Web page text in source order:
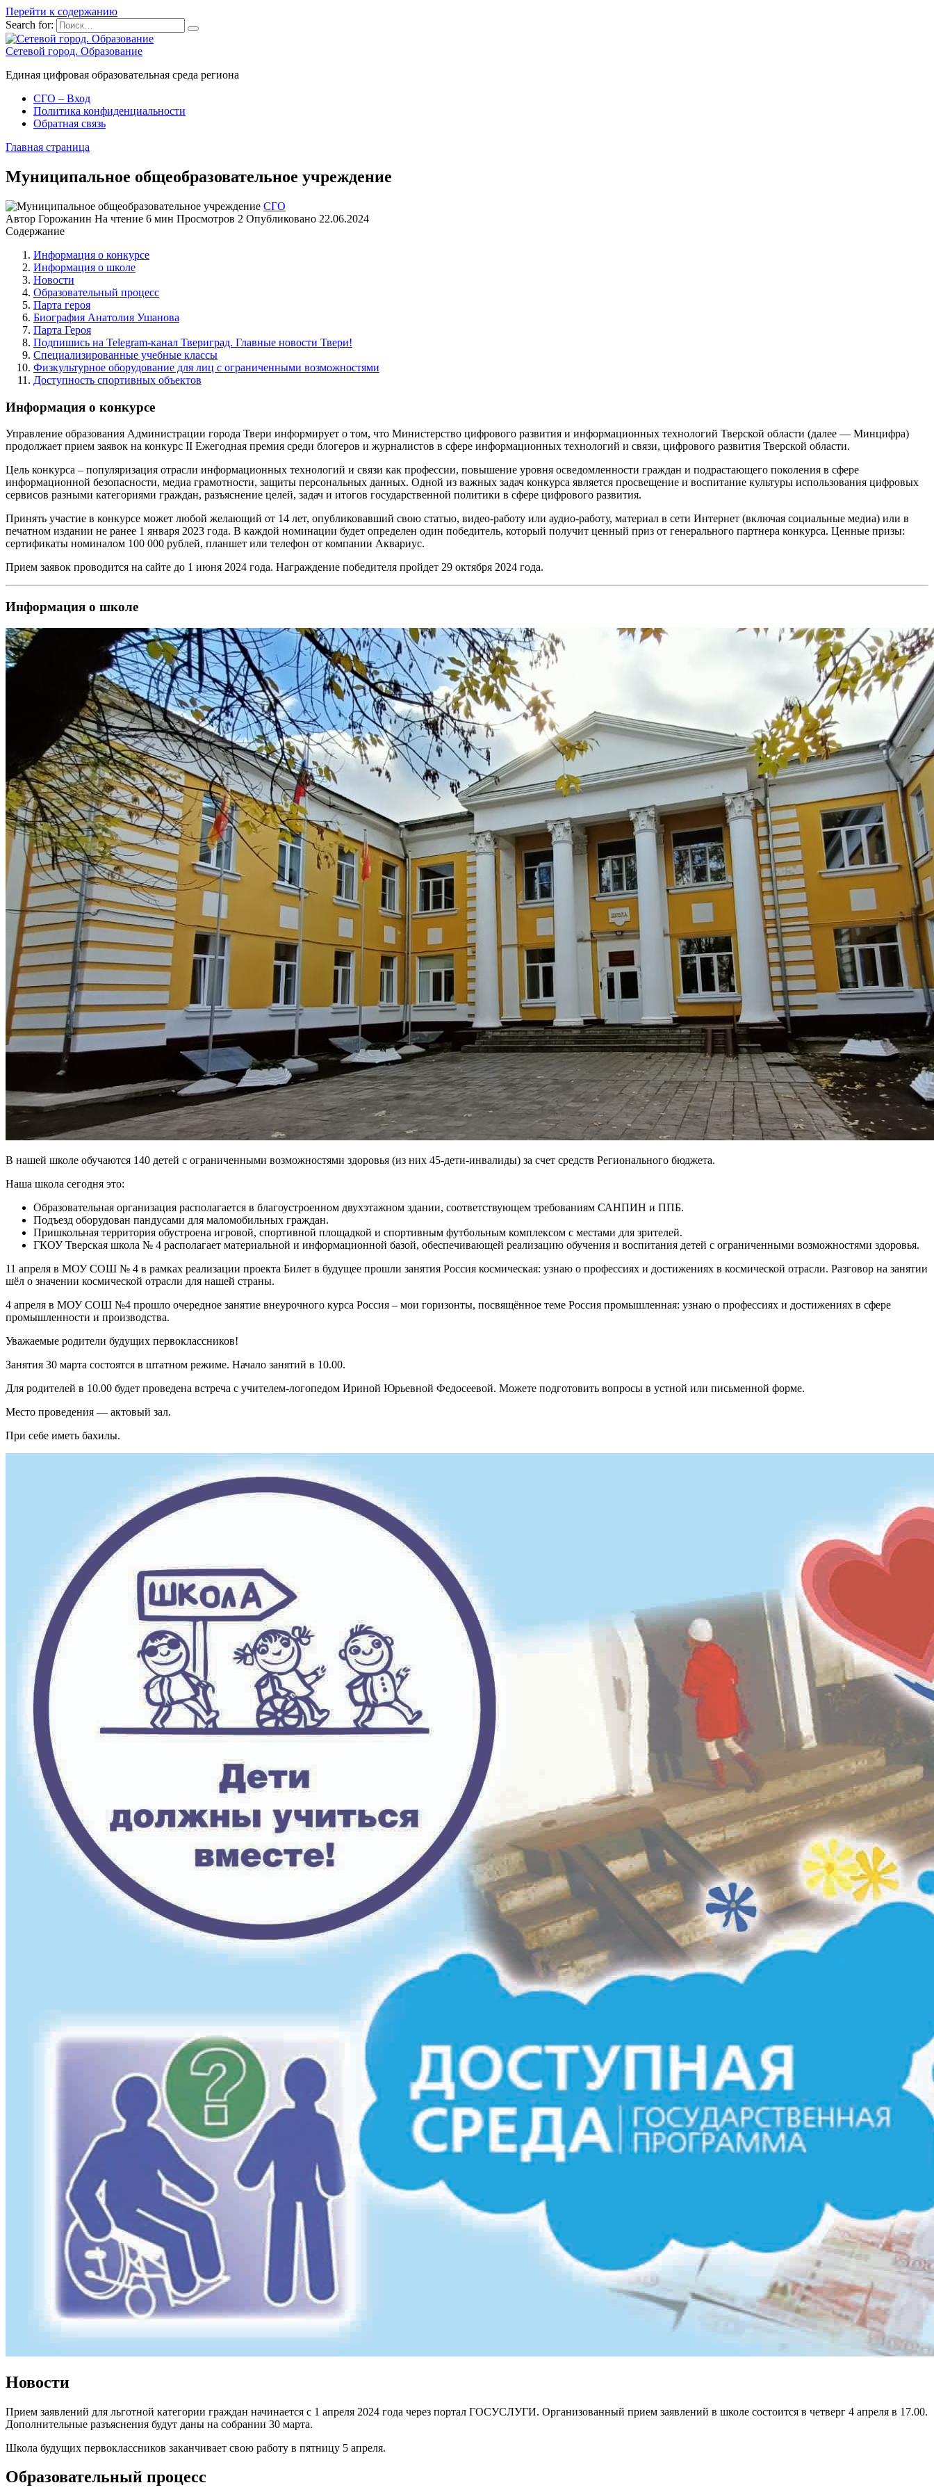
Перейти к содержанию
Search for:
Сетевой город. Образование
Единая цифровая образовательная среда региона
СГО – Вход
Политика конфиденциальности
Обратная связь
Главная страница
Муниципальное общеобразовательное учреждение
СГО
Автор Горожанин На чтение 6 мин Просмотров 2 Опубликовано 22.06.2024
Содержание
Информация о конкурсе
Информация о школе
Новости
Образовательный процесс
Парта героя
Биография Анатолия Ушанова
Парта Героя
Подпишись на Telegram-канал Твериград. Главные новости Твери!
Специализированные учебные классы
Физкультурное оборудование для лиц с ограниченными возможностями
Доступность спортивных объектов
Информация о конкурсе
Управление образования Администрации города Твери информирует о том, что Министерство цифрового развития и информационных технологий Тверской области (далее — Минцифра)
продолжает прием заявок на конкурс II Ежегодная премия среди блогеров и журналистов в сфере информационных технологий и связи, цифрового развития Тверской области.
Цель конкурса – популяризация отрасли информационных технологий и связи как профессии, повышение уровня осведомленности граждан и подрастающего поколения в сфере
информационной безопасности, медиа грамотности, защиты персональных данных. Одной из важных задач конкурса является просвещение и воспитание культуры использования цифровых
сервисов разными категориями граждан, разъяснение целей, задач и итогов государственной политики в сфере цифрового развития.
Принять участие в конкурсе может любой желающий от 14 лет, опубликовавший свою статью, видео-работу или аудио-работу, материал в сети Интернет (включая социальные медиа) или в
печатном издании не ранее 1 января 2023 года. В каждой номинации будет определен один победитель, который получит ценный приз от генерального партнера конкурса. Ценные призы:
сертификаты номиналом 100 000 рублей, планшет или телефон от компании Аквариус.
Прием заявок проводится на сайте до 1 июня 2024 года. Награждение победителя пройдет 29 октября 2024 года.
Информация о школе
В нашей школе обучаются 140 детей с ограниченными возможностями здоровья (из них 45-дети-инвалиды) за счет средств Регионального бюджета.
Наша школа сегодня это:
Образовательная организация располагается в благоустроенном двухэтажном здании, соответствующем требованиям САНПИН и ППБ.
Подъезд оборудован пандусами для маломобильных граждан.
Пришкольная территория обустроена игровой, спортивной площадкой и спортивным футбольным комплексом с местами для зрителей.
ГКОУ Тверская школа № 4 располагает материальной и информационной базой, обеспечивающей реализацию обучения и воспитания детей с ограниченными возможностями здоровья.
11 апреля в МОУ СОШ № 4 в рамках реализации проекта Билет в будущее прошли занятия Россия космическая: узнаю о профессиях и достижениях в космической отрасли. Разговор на занятии
шёл о значении космической отрасли для нашей страны.
4 апреля в МОУ СОШ №4 прошло очередное занятие внеурочного курса Россия – мои горизонты, посвящённое теме Россия промышленная: узнаю о профессиях и достижениях в сфере
промышленности и производства.
Уважаемые родители будущих первоклассников!
Занятия 30 марта состоятся в штатном режиме. Начало занятий в 10.00.
Для родителей в 10.00 будет проведена встреча с учителем-логопедом Ириной Юрьевной Федосеевой. Можете подготовить вопросы в устной или письменной форме.
Место проведения — актовый зал.
При себе иметь бахилы.
Новости
Прием заявлений для льготной категории граждан начинается с 1 апреля 2024 года через портал ГОСУСЛУГИ. Организованный прием заявлений в школе состоится в четверг 4 апреля в 17.00.
Дополнительные разъяснения будут даны на собрании 30 марта.
Школа будущих первоклассников заканчивает свою работу в пятницу 5 апреля.
Образовательный процесс